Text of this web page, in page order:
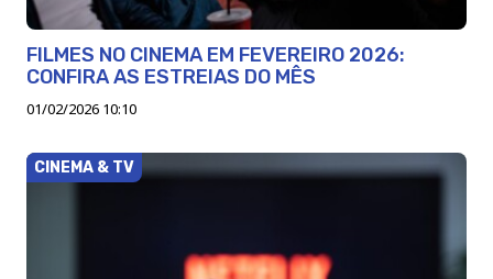
FILMES NO CINEMA EM FEVEREIRO 2026:
CONFIRA AS ESTREIAS DO MÊS
01/02/2026 10:10
CINEMA & TV